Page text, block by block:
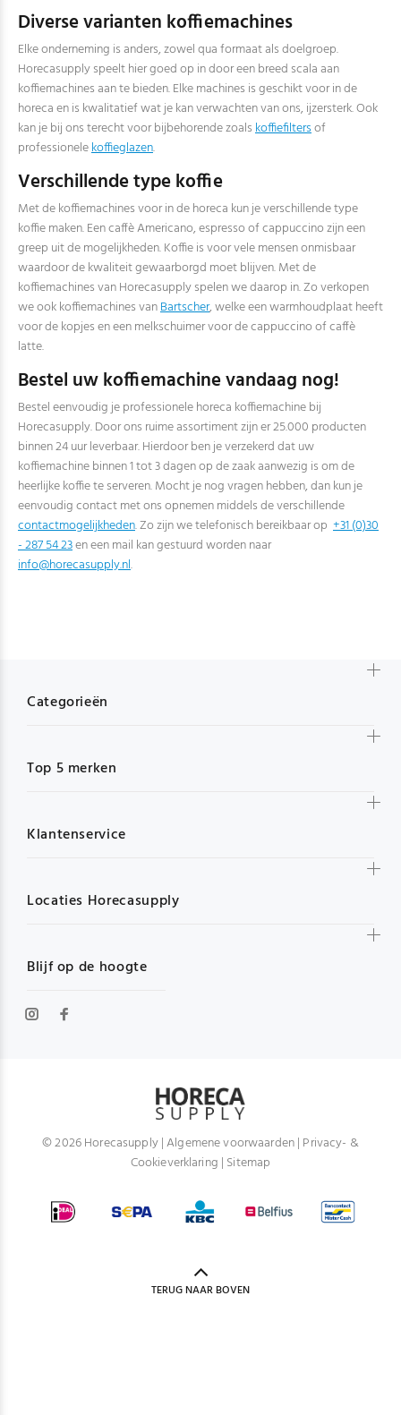
Diverse varianten koffiemachines
Elke onderneming is anders, zowel qua formaat als doelgroep.
Horecasupply speelt hier goed op in door een breed scala aan
koffiemachines aan te bieden. Elke machines is geschikt voor in de
horeca en is kwalitatief wat je kan verwachten van ons, ijzersterk. Ook
kan je bij ons terecht voor bijbehorende zoalskoffiefiltersof
professionelekoffieglazen.
Verschillende type koffie
Met de koffiemachines voor in de horeca kun je verschillende type
koffie maken. Een caffè Americano, espresso of cappuccino zijn een
greep uit de mogelijkheden. Koffie is voor vele mensen onmisbaar
waardoor de kwaliteit gewaarborgd moet blijven. Met de
koffiemachines van Horecasupply spelen we daarop in. Zo verkopen
we ook koffiemachines vanBartscher, welke een warmhoudplaat heeft
voor de kopjes en een melkschuimer voor de cappuccino of caffè
latte.
Bestel uw koffiemachine vandaag nog!
Bestel eenvoudig je professionele horeca koffiemachine bij
Horecasupply. Door ons ruime assortiment zijn er 25.000 producten
binnen 24 uur leverbaar. Hierdoor ben je verzekerd dat uw
koffiemachine binnen 1 tot 3 dagen op de zaak aanwezig is om de
heerlijke koffie te serveren. Mocht je nog vragen hebben, dan kun je
eenvoudig contact met ons opnemen middels de verschillende
contactmogelijkheden. Zo zijn we telefonisch bereikbaar op +31 (0)30
- 287 54 23en een mail kan gestuurd worden naar
info@horecasupply.nl.
Blijf op de hoogte
Categorieën
Top 5 merken
Klantenservice
Locaties Horecasupply
© 2026 Horecasupply |Algemene voorwaarden| Privacy- &
Cookieverklaring | Sitemap
TERUG NAAR BOVEN